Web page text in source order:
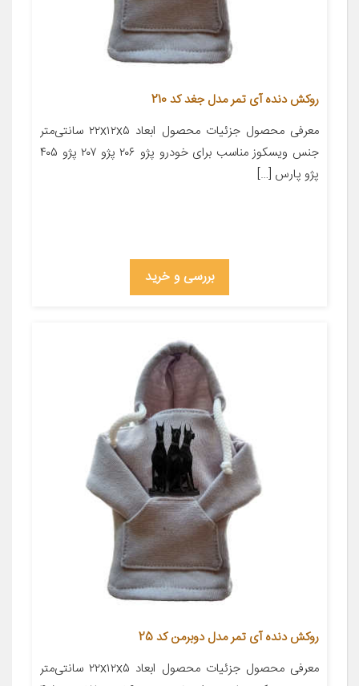
روکش دنده آی تمر مدل جغد کد 210
معرفی محصول جزئیات محصول ابعاد ۲۲x۱۲x۵ سانتی‌متر
جنس ویسکوز مناسب برای خودرو پژو ۲۰۶ پژو ۲۰۷ پژو ۴۰۵
پژو پارس […]
بررسی و خرید
روکش دنده آی تمر مدل دوبرمن کد 25
معرفی محصول جزئیات محصول ابعاد ۲۲x۱۲x۵ سانتی‌متر